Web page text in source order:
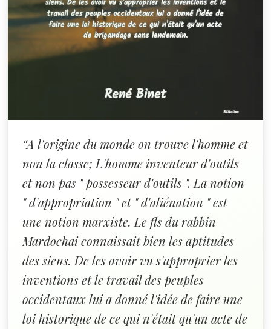
“A l'origine du monde on trouve l'homme et
non la classe; L'homme inventeur d'outils
et non pas " possesseur d'outils ". La notion
" d'appropriation " et " d'aliénation " est
une notion marxiste. Le fls du rabbin
Mardochai connaissait bien les aptitudes
des siens. De les avoir vu s'approprier les
inventions et le travail des peuples
occidentaux lui a donné l'idée de faire une
loi historique de ce qui n'était qu'un acte de